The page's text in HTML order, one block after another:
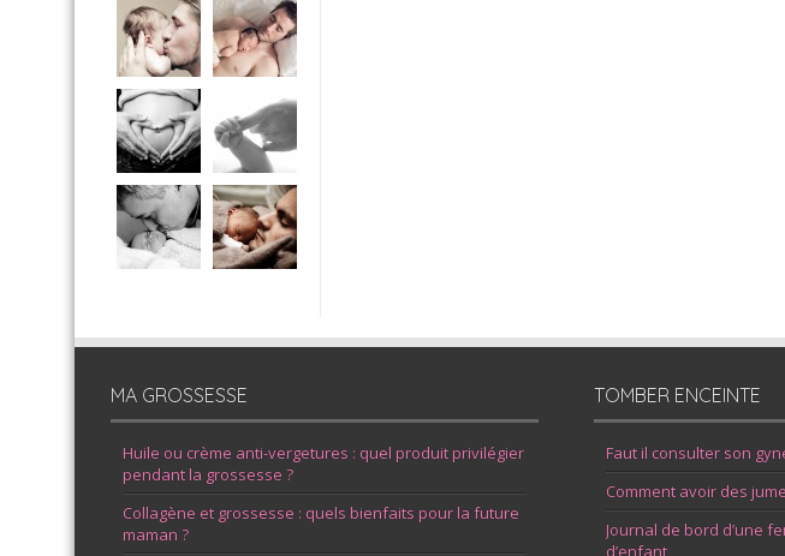
MA GROSSESSE
Huile ou crème anti-vergetures : quel produit privilégier
pendant la grossesse ?
Collagène et grossesse : quels bienfaits pour la future
maman ?
TOMBER ENCEINTE
Faut il consulter son
Comment avoir des
Journal de bord d’une
d’enfant